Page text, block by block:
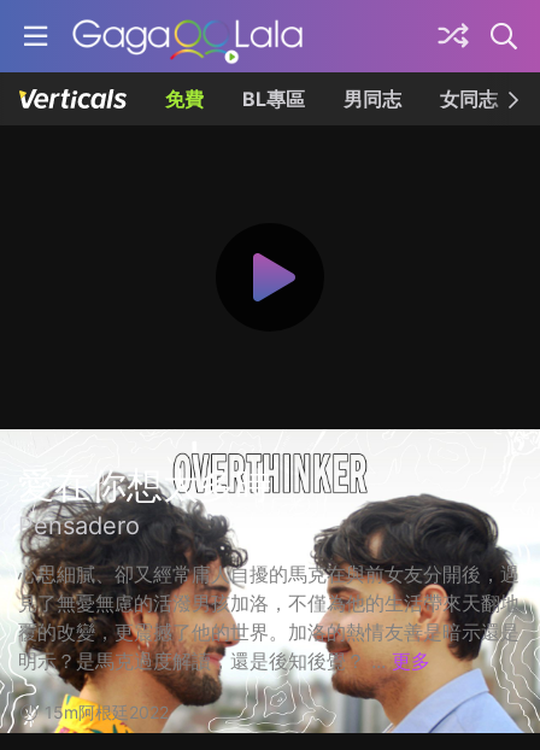
免費 BL專區 男同志 女同志
愛在你想太多時
Pensadero
心思細膩、卻又經常庸人自擾的馬克在與前女友分開後，遇
見了無憂無慮的活潑男孩加洛，不僅為他的生活帶來天翻地
覆的改變，更震撼了他的世界。加洛的熱情友善是暗示還是
明示？是馬克過度解讀，還是後知後覺？ ... 更多
15m阿根廷2022